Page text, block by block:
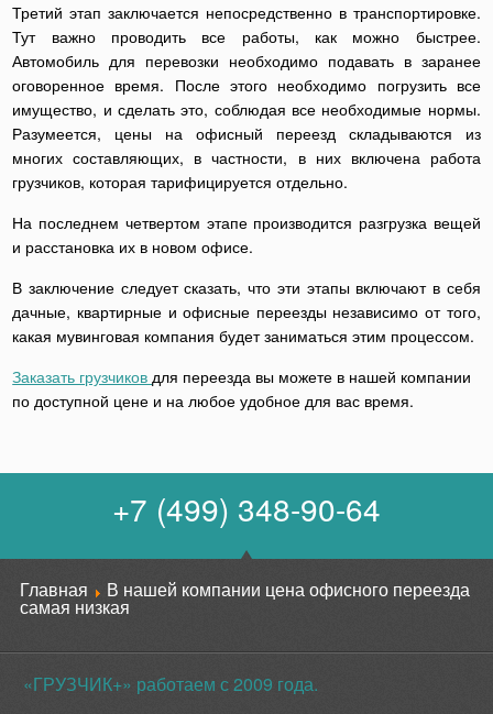
Третий этап заключается непосредственно в транспортировке.
Тут важно проводить все работы, как можно быстрее.
Автомобиль для перевозки необходимо подавать в заранее
оговоренное время. После этого необходимо погрузить все
имущество, и сделать это, соблюдая все необходимые нормы.
Разумеется, цены на офисный переезд складываются из
многих составляющих, в частности, в них включена работа
грузчиков, которая тарифицируется отдельно.
На последнем четвертом этапе производится разгрузка вещей
и расстановка их в новом офисе.
В заключение следует сказать, что эти этапы включают в себя
дачные, квартирные и офисные переезды независимо от того,
какая мувинговая компания будет заниматься этим процессом.
Заказать грузчиковдля переезда вы можете в нашей компании
по доступной цене и на любое удобное для вас время.
+7 (499) 348-90-64
Главная В нашей компании цена офисного переезда
самая низкая
«ГРУЗЧИК+» работаем с 2009 года.